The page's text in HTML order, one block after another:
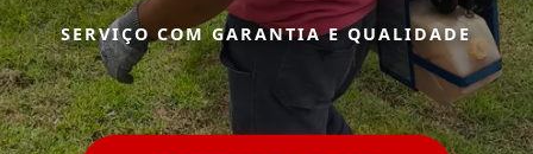
SERVIÇO COM GARANTIA E QUALIDADE